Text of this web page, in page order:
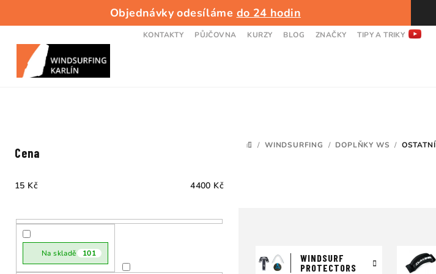
Objednávky odesíláme do 24 hodin
KONTAKTY PŮJČOVNA KURZY BLOG ZNAČKY TIPY A TRIKY
DOMŮ
/ WINDSURFING / DOPLŇKY WS / OSTATNÍ
Cena
15 Kč 4400 Kč
Na skladě 101
WINDSURF
PROTECTORS